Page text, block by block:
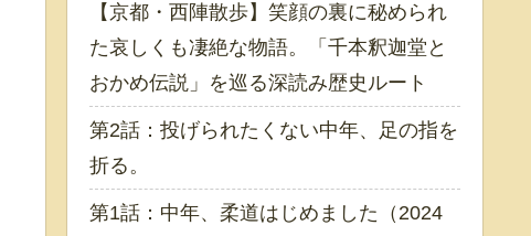
【京都・西陣散歩】笑顔の裏に秘められ
た哀しくも凄絶な物語。「千本釈迦堂と
おかめ伝説」を巡る深読み歴史ルート
第2話：投げられたくない中年、足の指を
折る。
第1話：中年、柔道はじめました（2024